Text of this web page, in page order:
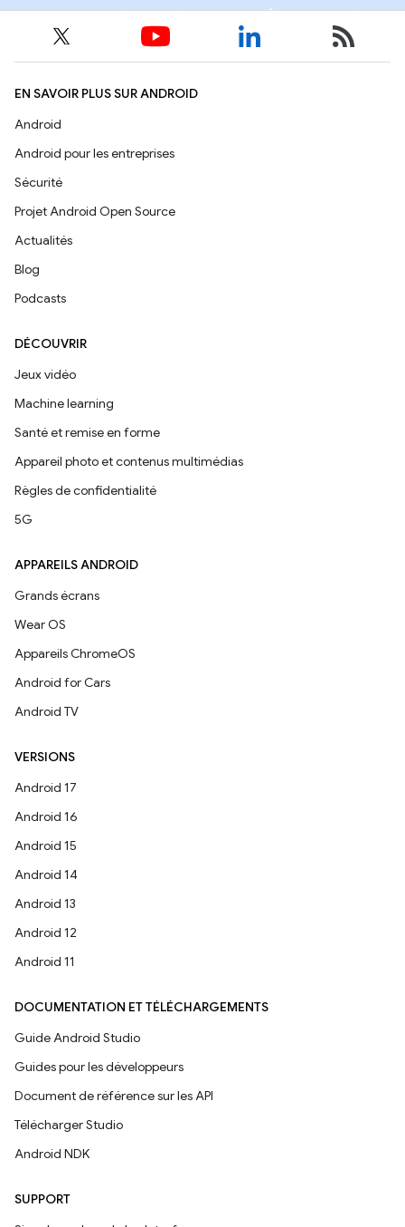
EN SAVOIR PLUS SUR ANDROID
Android
Android pour les entreprises
Sécurité
Projet Android Open Source
Actualités
Blog
Podcasts
DÉCOUVRIR
Jeux vidéo
Machine learning
Santé et remise en forme
Appareil photo et contenus multimédias
Règles de confidentialité
5G
APPAREILS ANDROID
Grands écrans
Wear OS
Appareils ChromeOS
Android for Cars
Android TV
VERSIONS
Android 17
Android 16
Android 15
Android 14
Android 13
Android 12
Android 11
DOCUMENTATION ET TÉLÉCHARGEMENTS
Guide Android Studio
Guides pour les développeurs
Document de référence sur les API
Télécharger Studio
Android NDK
SUPPORT